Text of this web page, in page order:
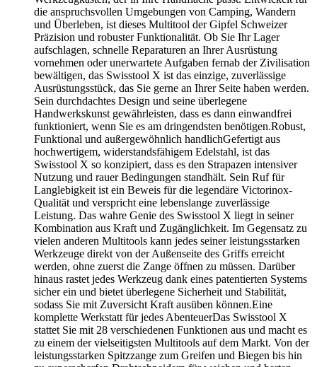
die anspruchsvollen Umgebungen von Camping, Wandern
und Überleben, ist dieses Multitool der Gipfel Schweizer
Präzision und robuster Funktionalität. Ob Sie Ihr Lager
aufschlagen, schnelle Reparaturen an Ihrer Ausrüstung
vornehmen oder unerwartete Aufgaben fernab der Zivilisation
bewältigen, das Swisstool X ist das einzige, zuverlässige
Ausrüstungsstück, das Sie gerne an Ihrer Seite haben werden.
Sein durchdachtes Design und seine überlegene
Handwerkskunst gewährleisten, dass es dann einwandfrei
funktioniert, wenn Sie es am dringendsten benötigen.Robust,
Funktional und außergewöhnlich handlichGefertigt aus
hochwertigem, widerstandsfähigem Edelstahl, ist das
Swisstool X so konzipiert, dass es den Strapazen intensiver
Nutzung und rauer Bedingungen standhält. Sein Ruf für
Langlebigkeit ist ein Beweis für die legendäre Victorinox-
Qualität und verspricht eine lebenslange zuverlässige
Leistung. Das wahre Genie des Swisstool X liegt in seiner
Kombination aus Kraft und Zugänglichkeit. Im Gegensatz zu
vielen anderen Multitools kann jedes seiner leistungsstarken
Werkzeuge direkt von der Außenseite des Griffs erreicht
werden, ohne zuerst die Zange öffnen zu müssen. Darüber
hinaus rastet jedes Werkzeug dank eines patentierten Systems
sicher ein und bietet überlegene Sicherheit und Stabilität,
sodass Sie mit Zuversicht Kraft ausüben können.Eine
komplette Werkstatt für jedes AbenteuerDas Swisstool X
stattet Sie mit 28 verschiedenen Funktionen aus und macht es
zu einem der vielseitigsten Multitools auf dem Markt. Von der
leistungsstarken Spitzzange zum Greifen und Biegen bis hin